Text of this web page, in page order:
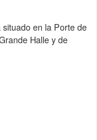
en la Porte de
Halle y de